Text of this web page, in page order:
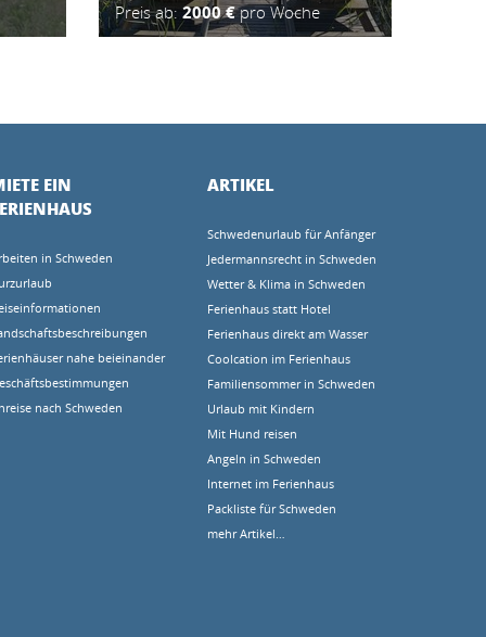
Preis ab: 2000 €pro Woche
EIN
in Schweden
nahe beieinander
nach Schweden
ARTIKEL
Schwedenurlaub für Anfänger
Jedermannsrecht in Schweden
Wetter & Klima in Schweden
Ferienhaus statt Hotel
Ferienhaus direkt am Wasser
Coolcation im Ferienhaus
Familiensommer in Schweden
Urlaub mit Kindern
Mit Hund reisen
Angeln in Schweden
Internet im Ferienhaus
Packliste für Schweden
mehr Artikel…